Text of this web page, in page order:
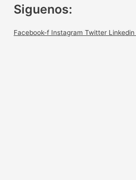
Siguenos:
Facebook-f Instagram Twitter Linkedin